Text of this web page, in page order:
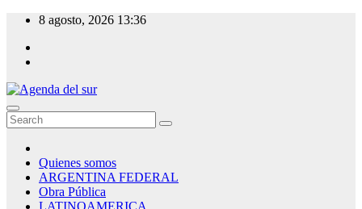
Skip
content
8 agosto, 2026 13:36
Agenda del sur
Quienes somos
ARGENTINA FEDERAL
Obra Pública
LATINOAMERICA